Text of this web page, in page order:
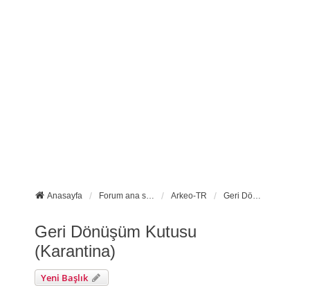
Anasayfa Forum ana sayfa Arkeo-TR Geri Dönüşüm Kutusu (Karantina)
Geri Dönüşüm Kutusu
(Karantina)
Yeni Başlık